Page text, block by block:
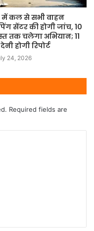
में कल से सभी वाहन
सेंटर की होगी जांच, 10
तक चलेगा अभियान; 11
होगी रिपोर्ट
24, 2026
Required fields are